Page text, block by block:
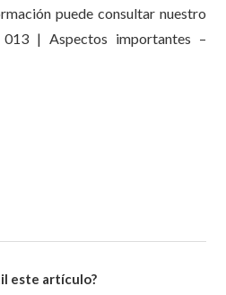
puede consultar nuestro
013 | Aspectos importantes –
este artículo?